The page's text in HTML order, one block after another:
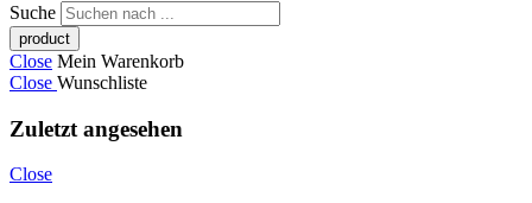
Suche
Close Mein Warenkorb
Close Wunschliste
Zuletzt angesehen
Close